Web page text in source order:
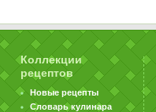
Коллекции
рецептов
Новые рецепты
Словарь кулинара